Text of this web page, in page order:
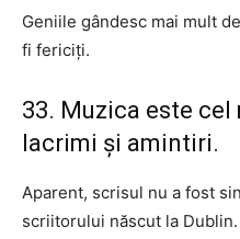
Geniile gândesc mai mult
fi fericiți.
33. Muzica este
lacrimi și amintiri.
Aparent, scrisul nu a fost
scriitorului născut la Dublin.